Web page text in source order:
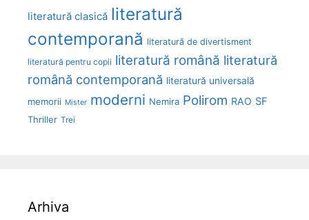
literatură clasică literatură
contemporană literatură de divertisment
literatură pentru copii literatură română literatură
română contemporană literatură universală
memorii Mister moderni Nemira Polirom RAO SF
Thriller Trei
Arhiva